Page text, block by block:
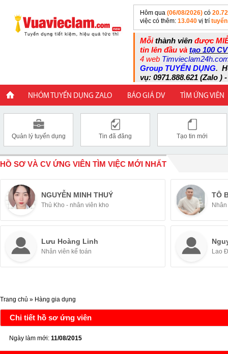
Hôm qua (06/08/2026) có
việc có thêm: 13.040 vị trí
Mỗithành viên được
tin lên đầu và tạo 100
4 web
Group TUYỂN DỤNG.
vụ: 0971.888.621 (Zalo )
NHÓM TUYỂN DỤNG ZALO BÁO GIÁ DV TÌM ỨNG VIÊN
Quản lý tuyển dụng Tin đã đăng Tạo tin mới
HỒ SƠ VÀ CV ỨNG VIÊN TÌM VIỆC MỚI NHẤT
NGUYỄN MINH THUÝ
Thủ Kho - nhân viên kho
TÔ
Lưu Hoàng Linh
Nhân viên kế toán Lao
Trang chủ » Hàng gia dụng
Chi tiết hồ sơ ứng viên
Ngày làm mới: 11/08/2015